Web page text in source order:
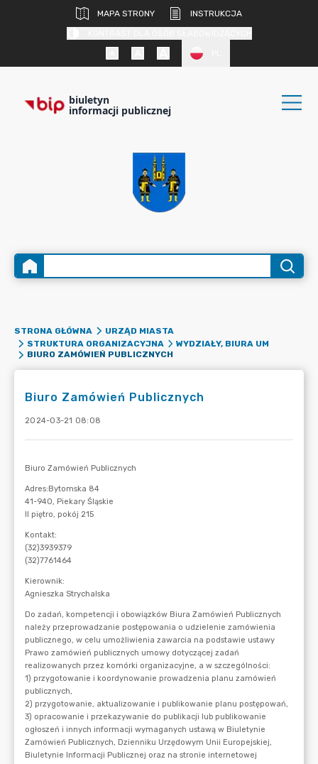
MAPA STRONY
INSTRUKCJA
biuletyn
informacji publicznej
STRONA GŁÓWNA
URZĄD MIASTA
STRUKTURA ORGANIZACYJNA
WYDZIAŁY, BIURA UM
BIURO ZAMÓWIEŃ PUBLICZNYCH
Biuro Zamówień Publicznych
2024-03-21 08:08